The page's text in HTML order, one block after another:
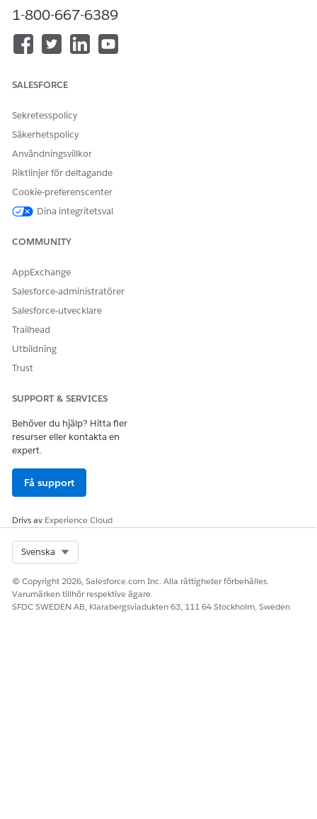
Välj objektetKampanj
Välj Sidlayouter och klicka på
Dra sökfältet Affärsenhet
Spara dina ändringar.
LÖSTE DENNA ARTIKEL DITT PROBLEM?
Berätta för oss vad vi kan förbättra!
1-800-667-6389
SALESFORCE
Sekretesspolicy
Säkerhetspolicy
Användningsvillkor
Riktlinjer för deltagande
Cookie-preferenscenter
Dina integritetsval
COMMUNITY
AppExchange
Salesforce-administratörer
Salesforce-utvecklare
Trailhead
Utbildning
Trust
SUPPORT & SERVICES
Behöver du hjälp? Hitta fler
resurser eller kontakta en
expert.
Få support
Drivs av Experience Cloud
Svenska
© Copyright 2026, Salesforce.com Inc. Alla rättigheter förbehålles.
Varumärken tillhör respektive ägare.
SFDC SWEDEN AB, Klarabergsviadukten 63, 111 64 Stockholm, Sweden